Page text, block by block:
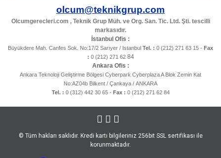
Ürün fiyatı diğer sitelerden daha pahalı.
Bu ürüne benzer farklı alternatifler olmalı.
Gönder
olcum@teknikgrup.com
Olcumgerecleri.com , Teknik Grup Müh. ve Org. San. Tic. Ltd. Şti. tescilli
markasıdır.
İstanbul Ofis :
Büyükdere Mah. Canfes Sok. No:17/2 Sarıyer / Istanbul Tel. : 0 (212) 271 63 15 - Fax
: 0 (212) 271 6284
Ankara Ofis :
Ankara Teknoloji Geliştirme Bölgesi Cyberpark Cyberplaza A Blok Zemin Kat
No:AZ04b Bilkent / Çankaya / ANKARA
Tel. : 0 (312) 442 30 65 - Fax : 0 (212) 271 62 84
© Tüm hakları saklıdır. Kredi kartı bilgileriniz 256bit SSL sertifikası ile
korunmaktadır.